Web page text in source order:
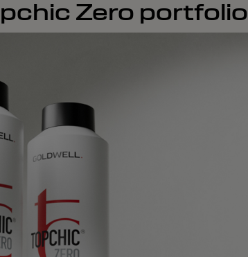
Zero portfolio